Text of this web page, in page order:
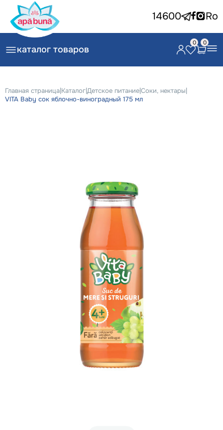
14600 Ro
каталог товаров
0 0
Главная страница|Каталог|Детское питание|Соки, нектары|
VITA Baby cок яблочно-виноградный 175 мл